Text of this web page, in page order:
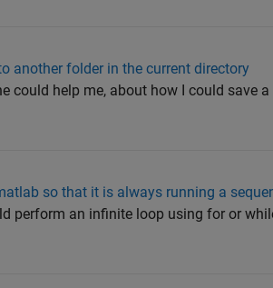
another folder in the current directory
could help me, about how I could save
so that it is always running a
perform an infinite loop using for or